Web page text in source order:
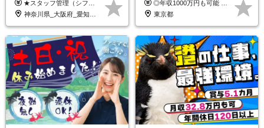
も選べる◆月25万円
★スタッフ管理（シフト調整など）の経験があれば【月給28万円以上】 ★賞与支給実績：基本給の2ヶ月分～3ヶ月分 ＝＝ライフスタイルに合わせて働き方を選べます＝＝ ■正社員 ＜未経験者＞月給25万円(寮なしの場合)～35万円＋賞与年2回 ＜経験者＞月給28万円～35万円＋賞与年2回 ※寮をご利用の場合は月給22万円～ ※経験やスキルに応じて決定します ※残業代全額支給 ※試用期間（3ヶ月間）中の雇用形態や待遇に差異はありません ※正社員の場合、転勤の可能性あり ■契約社員 月給22万円～＋残業代全額支給 ※契約社員の場合、賞与の支給および転勤の可能性はありません ※勤務時間や勤務日数の希望があればご相談に応じます ※試用期間なし ※契約の更新 有(勤務状況により判断する) 更新上限 有(通算契約期間の上限 1年/更新回数の上限 なし)
神奈川県_大阪府_愛知県_北海道_兵庫県_京都府_広島県_福岡県_大分県_宮崎県_鹿児島県_沖縄県
1000万可◆オープニング
◎年収1000万円も可能 ◎複雑な条件やノルマは一切なし！ 頑張った分だけシンプルに還元される給与体系です。 経験者の方には「前職給与保証」をお約束します！ ■月給50万円～80万円（役職手当を含む） ★平均月収：60～70万円程度 ★「〇件以上で支給」といった複雑な条件やノルマの縛りは一切ありません。 お客様に寄り添い、利益が出た分はしっかりとあなたの給与へ還元します！ ※経験・能力を考慮のうえ決定します。 ※試用期間3ヶ月あり。その間の待遇・給与に差異はありません。 ※上記の金額は固定残業代（20時間/5万円～）含んだ金額です。 超過分は別途記載します。
東京都